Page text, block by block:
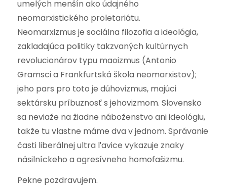
umelých menšín ako údajného
neomarxistického proletariátu.
Neomarxizmus je sociálna filozofia a ideológia,
zakladajúca politiky takzvaných kultúrnych
revolucionárov typu maoizmus (Antonio
Gramsci a Frankfurtská škola neomarxistov);
jeho pars pro toto je dúhovizmus, majúci
sektársku príbuznosť s jehovizmom. Slovensko
sa neviaže na žiadne náboženstvo ani ideológiu,
takže tu vlastne máme dva v jednom. Správanie
časti liberálnej ultra ľavice vykazuje znaky
násilníckeho a agresívneho homofašizmu.
Pekne pozdravujem.